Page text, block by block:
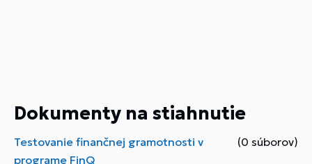
Dokumenty na stiahnutie
Testovanie finančnej gramotnosti v
programe FinQ
(0 súborov)